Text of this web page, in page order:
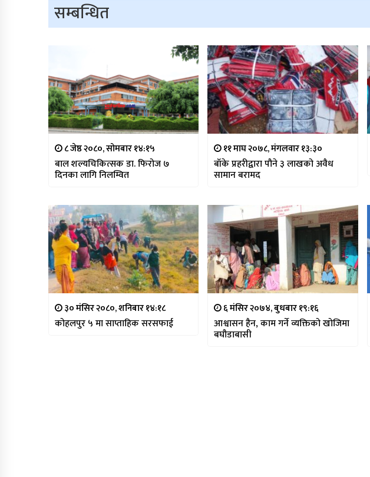
सम्बन्धित
८ जेष्ठ २०८०, सोमबार १४:१५
बाल शल्यचिकित्सक डा. फिरोज ७
दिनका लागि निलम्वित
११ माघ २०७८, मंगलवार १३:३०
बाँके प्रहरीद्वारा पौने ३ लाखको अवैध
सामान बरामद
३० मंसिर २०८०, शनिबार १४:१८
कोहलपुर ५ मा साप्ताहिक सरसफाई
६ मंसिर २०७४, बुधबार १९:१६
आश्वासन हैन, काम गर्ने व्यक्तिको खोजिमा
बघौडाबासी